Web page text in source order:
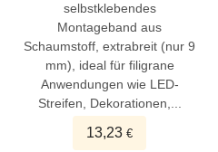
selbstklebendes
Montageband aus
Schaumstoff, extrabreit (nur 9
mm), ideal für filigrane
Anwendungen wie LED-
Streifen, Dekorationen,...
13,23 €